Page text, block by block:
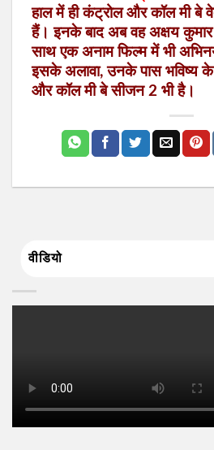
हाल में ही कंट्रोल और कॉल मी बे
हैं। इनके बाद अब वह अक्षय
साथ एक अनाम फिल्म में भी
इसके अलावा, उनके पास भविष्य के
और कॉल मी बे सीजन 2 भी है।
वीडियो